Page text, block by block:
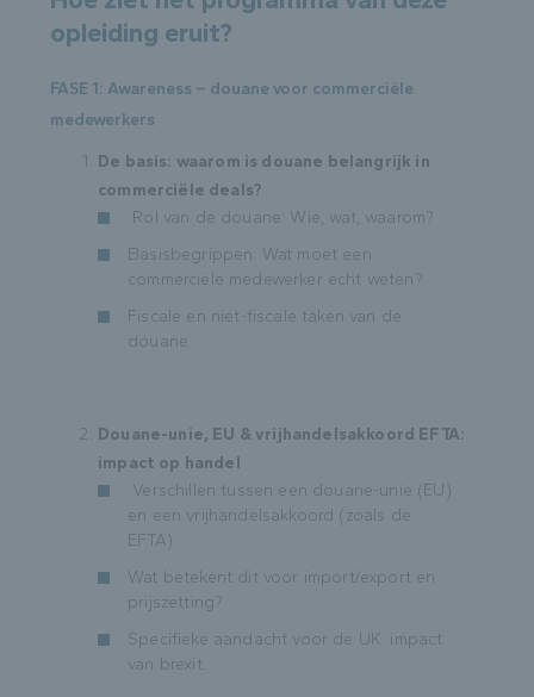
opleiding eruit?
FASE 1: Awareness – douane voor commerciële
medewerkers
De basis: waarom is douane belangrijk in
commerciële deals?
Rol van de douane: Wie, wat, waarom?
Basisbegrippen: Wat moet een
commerciële medewerker echt weten?
Fiscale en niet-fiscale taken van de
douane.
Douane-unie, EU & vrijhandelsakkoord EFTA:
impact op handel
Verschillen tussen een douane-unie (EU)
en een vrijhandelsakkoord (zoals de
EFTA).
Wat betekent dit voor import/export en
prijszetting?
Specifieke aandacht voor de UK: impact
van brexit.